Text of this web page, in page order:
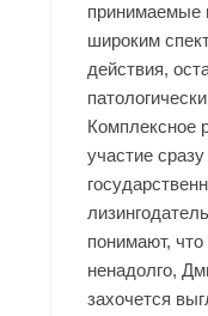
принимаемые
широким
действия,
Комплексное
участие
понимают,
ненадолго,
захочется